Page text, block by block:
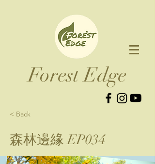
Forest Edge​
< Back
森林邊緣 EP034